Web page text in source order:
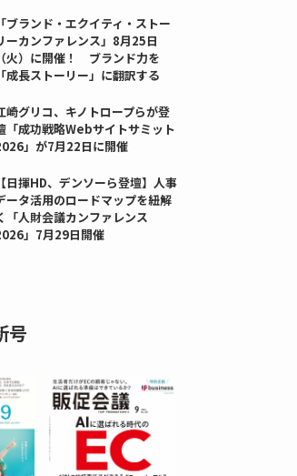
「ブランド・エクイティ・ストー
ーカンファレンス」8月25日
（火）に開催！ ブランド力を
「成長ストーリー」に翻訳する
崎グリコ、キノトロープらが登
「成功戦略Webサイトサミット
」が7月22日に開催
【日揮HD、デンソーら登壇】人事
ータ活用のロードマップを紐解
「人財会議カンファレンス
」7月29日開催
号